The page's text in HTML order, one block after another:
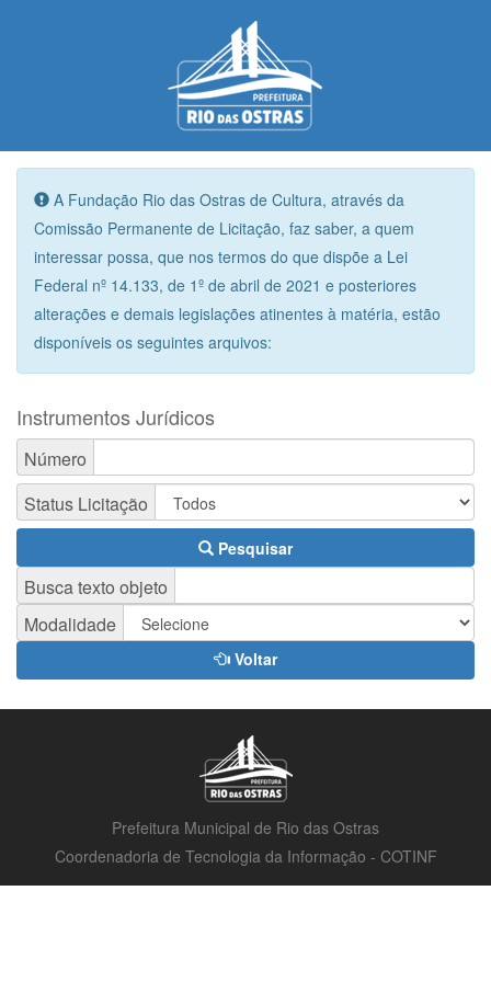
A Fundação Rio das Ostras de Cultura, através da
Comissão Permanente de Licitação, faz saber, a quem
interessar possa, que nos termos do que dispõe a Lei
Federal nº 14.133, de 1º de abril de 2021 e posteriores
alterações e demais legislações atinentes à matéria, estão
disponíveis os seguintes arquivos:
Instrumentos Jurídicos
Número
Status Licitação
Pesquisar
Busca texto objeto
Modalidade
Voltar
Prefeitura Municipal de Rio das Ostras
Coordenadoria de Tecnologia da Informação - COTINF